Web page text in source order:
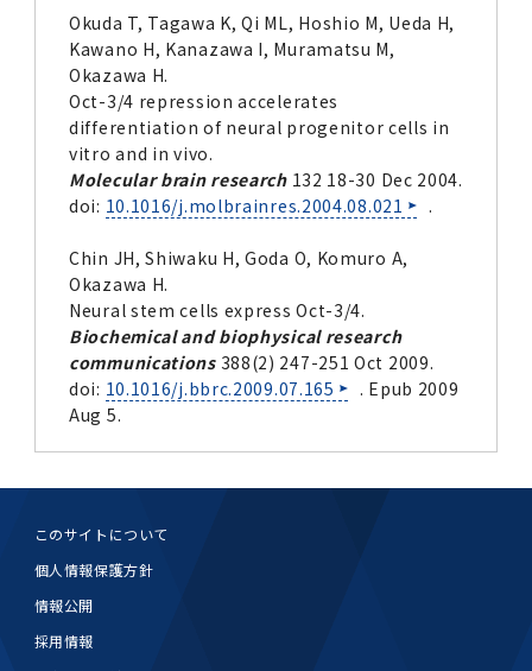
Okuda T, Tagawa K, Qi ML, Hoshio M, Ueda H,
Kawano H, Kanazawa I, Muramatsu M,
Okazawa H.
Oct-3/4 repression accelerates
differentiation of neural progenitor cells in
vitro and in vivo.
Molecular brain research132 18-30 Dec 2004.
doi: 10.1016/j.molbrainres.2004.08.021 .
Chin JH, Shiwaku H, Goda O, Komuro A,
Okazawa H.
Neural stem cells express Oct-3/4.
Biochemical and biophysical research
communications388(2) 247-251 Oct 2009.
doi: 10.1016/j.bbrc.2009.07.165
. Epub 2009
Aug 5.
このサイトについて
個人情報保護方針
情報公開
採用情報